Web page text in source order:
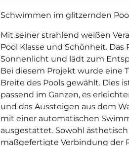
Schwimmen im glitzernden
Mit seiner strahlend weißen
Pool Klasse und Schönheit. Das
Sonnenlicht und lädt zum
Bei diesem Projekt wurde eine
Breite des Pools gewählt. Dies
passend im Ganzen, es
und das Aussteigen aus dem
mit einer automatischen
ausgestattet. Sowohl
maßgefertigte Verbindung der